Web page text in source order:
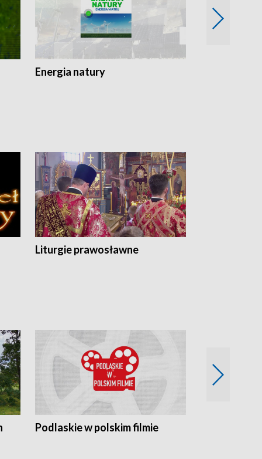
Energia natury
Liturgie prawosławne
Podlaskie w polskim filmie